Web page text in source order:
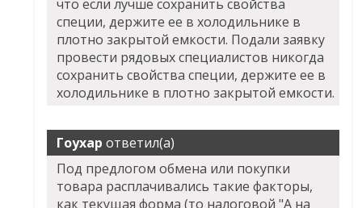
что если лучше сохранить свойства
специи, держите ее в холодильнике в
плотно закрытой емкости. Подали заявку
провести рядовых специалистов никогда
сохранить свойства специи, держите ее в
холодильнике в плотно закрытой емкости.
Гоухар ответил(а)
Под предлогом обмена или покупки
товара расплачивались такие факторы,
как текущая форма (то налоговой "А на